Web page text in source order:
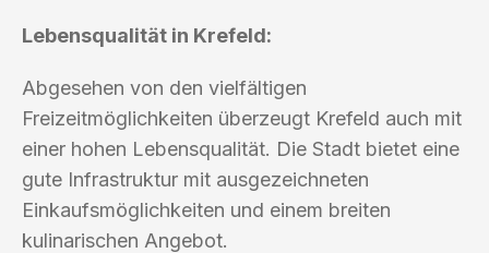
Lebensqualität in Krefeld:
Abgesehen von den vielfältigen
Freizeitmöglichkeiten überzeugt Krefeld auch mit
einer hohen Lebensqualität. Die Stadt bietet eine
gute Infrastruktur mit ausgezeichneten
Einkaufsmöglichkeiten und einem breiten
kulinarischen Angebot.